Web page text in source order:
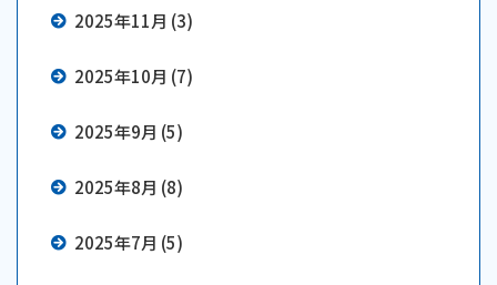
2025年11月 (3)
2025年10月 (7)
2025年9月 (5)
2025年8月 (8)
2025年7月 (5)